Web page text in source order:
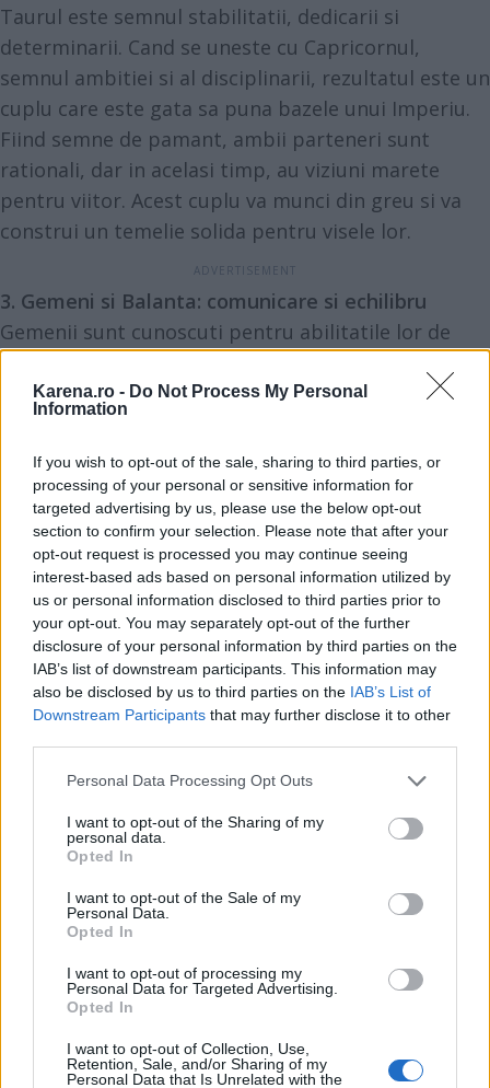
Karena.ro - Do Not Process My Personal
Information
If you wish to opt-out of the sale, sharing to third parties, or
processing of your personal or sensitive information for
targeted advertising by us, please use the below opt-out
section to confirm your selection. Please note that after your
opt-out request is processed you may continue seeing
interest-based ads based on personal information utilized by
us or personal information disclosed to third parties prior to
your opt-out. You may separately opt-out of the further
disclosure of your personal information by third parties on the
IAB’s list of downstream participants. This information may
also be disclosed by us to third parties on the IAB’s List of
Downstream Participants that may further disclose it to other
Please note that this website/app uses one or more Google
not limited to your visit or usage behaviour. You may click to
grant or deny consent to Google and its third-party tags to
use your data for below specified purposes in below Google
consent section.
Personal Data Processing Opt Outs
I want to opt-out of the Sharing of my
personal data.
Opted In
I want to opt-out of the Sale of my
Personal Data.
Opted In
I want to opt-out of processing my
Personal Data for Targeted Advertising.
Opted In
I want to opt-out of Collection, Use,
Retention, Sale, and/or Sharing of my
Personal Data that Is Unrelated with the
Taurul este semnul stabilitatii, dedicarii si
determinarii. Cand se uneste cu Capricornul,
semnul ambitiei si al disciplinarii, rezultatul este un
cuplu care este gata sa puna bazele unui Imperiu.
Fiind semne de pamant, ambii parteneri sunt
rationali, dar in acelasi timp, au viziuni marete
pentru viitor. Acest cuplu va munci din greu si va
construi un temelie solida pentru visele lor.
3. Gemeni si Balanta: comunicare si echilibru
Gemenii sunt cunoscuti pentru abilitatile lor de
comunicare, curiozitate si flexibilitate. Balanta, pe
de alta parte, este semnul echilibrului, al justitiei si
al relatiilor. Cand se uniesc aceste doua semne,
apare un cuplu care stie cum sa comunice, cum sa
negocieze si cum sa mentina echilibrul in orice
situatie. Ei pot naviga cu usurinta prin
complexitatea relatiilor interumane, facandu-i
perfecti pentru a conduce echipe sau proiecte.
Vezi și
5 cupluri din zodiac care se despart în
2024
3 cupluri din zodiac care își spun adio
în toamna 2024
5 cupluri din zodiac care au cele mai
dureroase despărțiri
4. Scorpion si Pesti: intensitate si intuitie
Atat Scorpionul cat si Pestii sunt semne de apa,
ceea ce inseamna ca sunt profund emotionale si
concentrare, in timp ce Pestii aduc empatie,